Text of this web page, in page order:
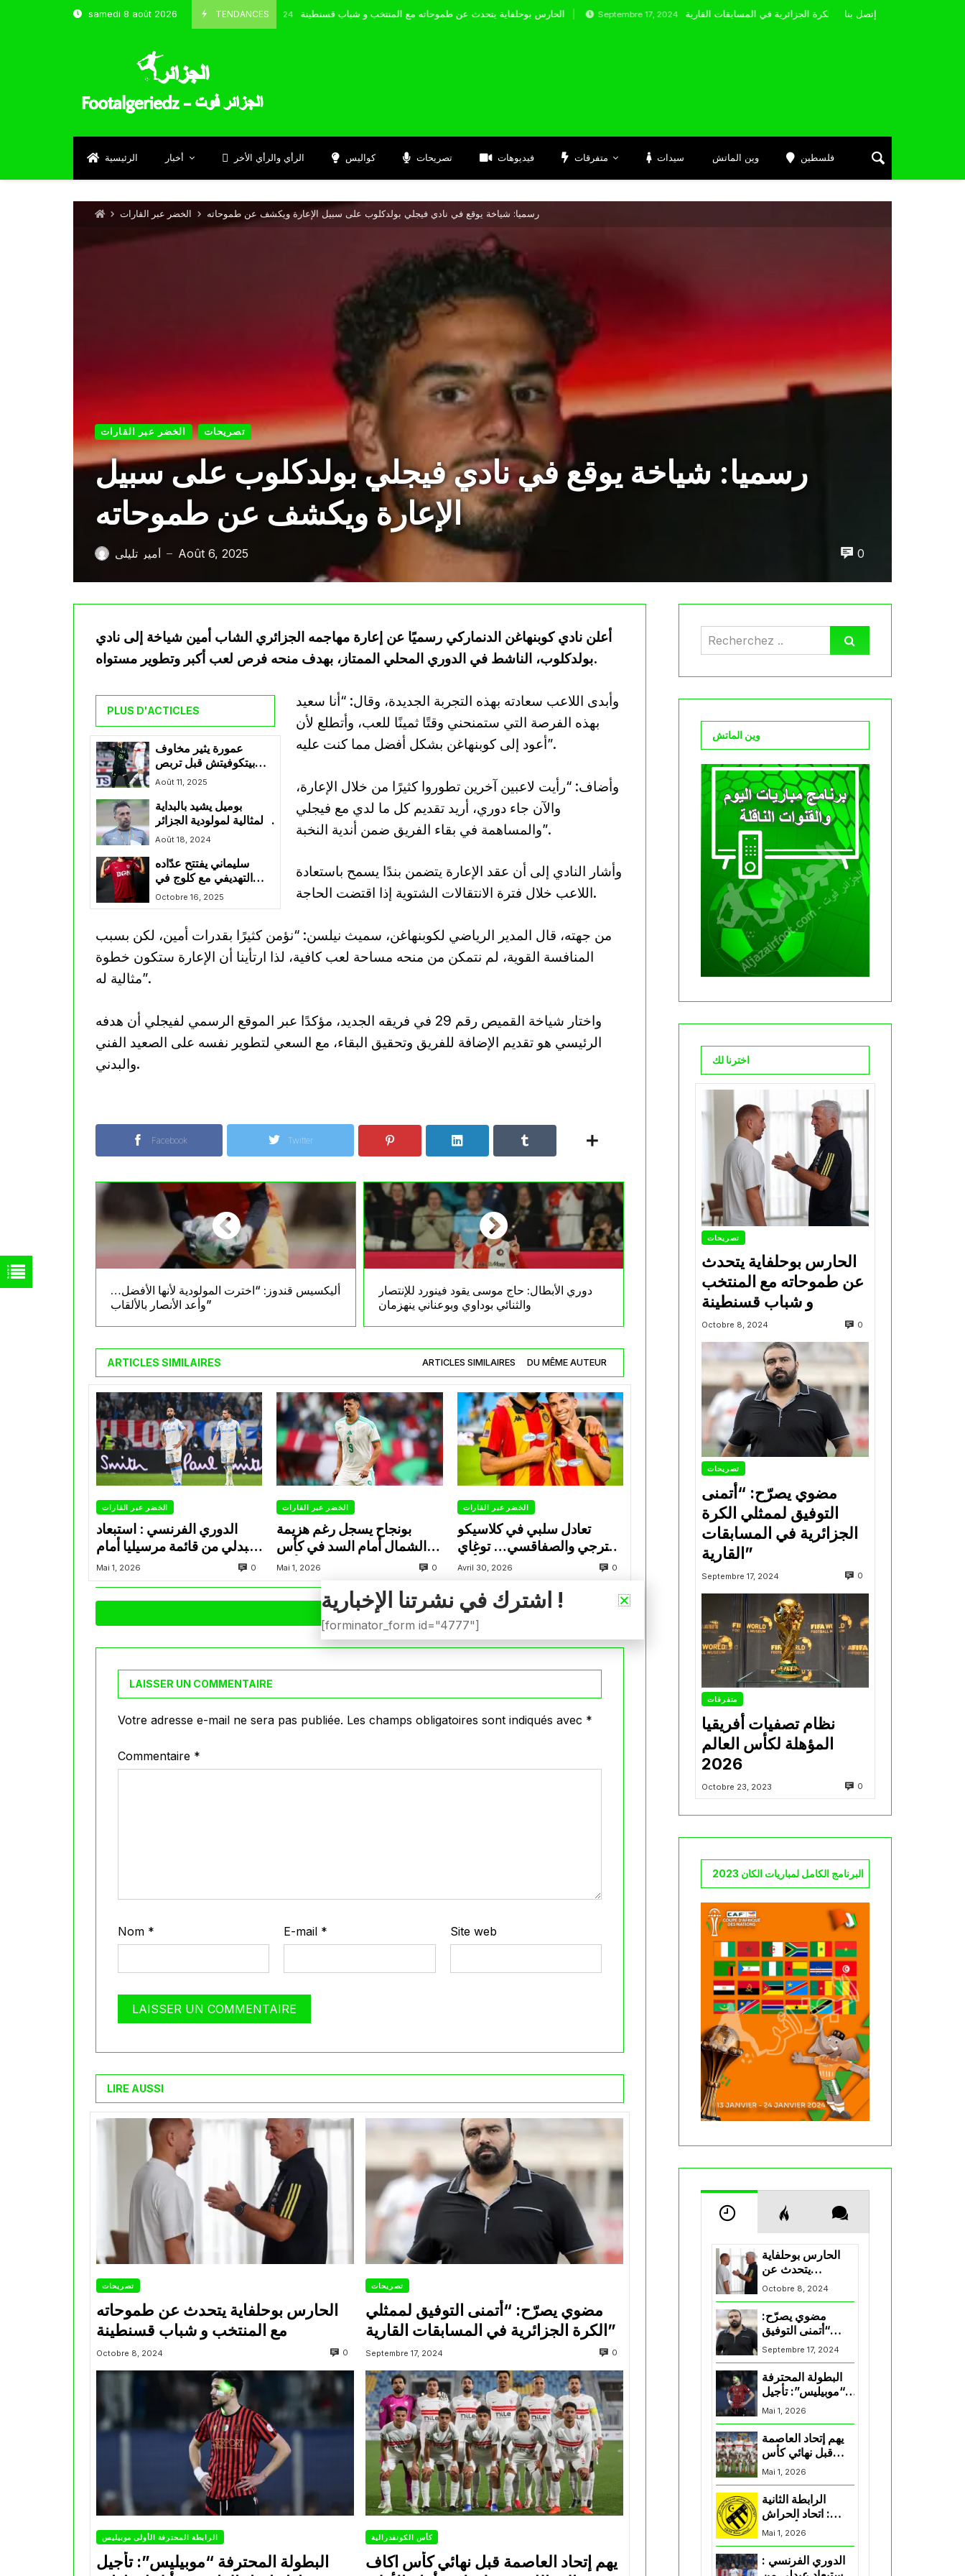
samedi 8 août 2026 TENDANCES
Octobre 8, 2024 الحارس بوحلفاية يتحدث عن طموحاته مع المنتخب و شباب قسنطينة Septembre 17, 2024 إتصل بنا
الرئيسية أخبار الرأي والرأي الأخر كواليس تصريحات فيديوهات متفرقات سيدات وين الماتش فلسطين
الخضر عبر القارات رسميا: شياخة يوقع في نادي فيجلي بولدكلوب على سبيل الإعارة ويكشف عن طموحاته
الخضر عبر القارات تصريحات
رسميا: شياخة يوقع في نادي فيجلي بولدكلوب على سبيل
الإعارة ويكشف عن طموحاته
أمير تليلي — Août 6, 2025 0
أعلن نادي كوبنهاغن الدنماركي رسميًا عن إعارة مهاجمه الجزائري الشاب أمين شياخة إلى نادي
بولدكلوب، الناشط في الدوري المحلي الممتاز، بهدف منحه فرص لعب أكبر وتطوير مستواه.
PLUS D'ACTICLES
عمورة يثير مخاوف
بيتكوفيتش قبل تربص
سبتمبر
Août 11, 2025
بوميل يشيد بالبداية
المثالية لمولودية الجزائر
بعد الفوز على واتانغا
الأبطال
Août 18, 2024
سليماني يفتتح عدّاده
التهديفي مع كلوج في
الدوري الروماني
Octobre 16, 2025
وأبدى اللاعب سعادته بهذه التجربة الجديدة، وقال: “أنا سعيد
بهذه الفرصة التي ستمنحني وقتًا ثمينًا للعب، وأتطلع لأن
أعود إلى كوبنهاغن بشكل أفضل مما كنت عليه”.
وأضاف: “رأيت لاعبين آخرين تطوروا كثيرًا من خلال الإعارة،
والآن جاء دوري، أريد تقديم كل ما لدي مع فيجلي
والمساهمة في بقاء الفريق ضمن أندية النخبة”.
وأشار النادي إلى أن عقد الإعارة يتضمن بندًا يسمح باستعادة
اللاعب خلال فترة الانتقالات الشتوية إذا اقتضت الحاجة.
من جهته، قال المدير الرياضي لكوبنهاغن، سميث نيلسن: “نؤمن كثيرًا بقدرات أمين، لكن بسبب
المنافسة القوية، لم نتمكن من منحه مساحة لعب كافية، لذا ارتأينا أن الإعارة ستكون خطوة
مثالية له”.
واختار شياخة القميص رقم 29 في فريقه الجديد، مؤكدًا عبر الموقع الرسمي لفيجلي أن هدفه
الرئيسي هو تقديم الإضافة للفريق وتحقيق البقاء، مع السعي لتطوير نفسه على الصعيد الفني
والبدني.
Facebook Twitter
أليكسيس قندوز: “اخترت المولودية لأنها الأفضل…
وأعد الأنصار بالألقاب”
دوري الأبطال: حاج موسى يقود فينورد للإنتصار
والثنائي بوداوي وبوعناني ينهزمان
ARTICLES SIMILAIRES ARTICLES SIMILAIRES DU MÊME AUTEUR
الخضر عبر القارات
الدوري الفرنسي : استبعاد
عبدلي من قائمة مرسيليا أمام
نانت
Mai 1, 2026 0
الخضر عبر القارات
بونجاح يسجل رغم هزيمة
الشمال أمام السد في كأس
الأمير
Mai 1, 2026 0
الخضر عبر القارات
تعادل سلبي في كلاسيكو
الترجي والصفاقسي… توغاي
يهدر ركلة جزاء وبوعالية يتألق
Avril 30, 2026 0
VOIR PLUS
LAISSER UN COMMENTAIRE
Votre adresse e-mail ne sera pas publiée. Les champs obligatoires sont indiqués avec *
Commentaire *
Nom * E-mail * Site web
LIRE AUSSI
تصريحات
الحارس بوحلفاية يتحدث عن طموحاته
مع المنتخب و شباب قسنطينة
Octobre 8, 2024 0
تصريحات
مضوي يصرّح: “أتمنى التوفيق لممثلي
الكرة الجزائرية في المسابقات القارية”
Septembre 17, 2024 0
الرابطة المحترفة الأولى موبيليس
البطولة المحترفة “موبيليس”: تأجيل
كأس الكونفدرالية
يهم إتحاد العاصمة قبل نهائي كأس اكاف
وين الماتش
اخترنا لك
تصريحات
الحارس بوحلفاية يتحدث
عن طموحاته مع المنتخب
و شباب قسنطينة
Octobre 8, 2024 0
تصريحات
مضوي يصرّح: “أتمنى
التوفيق لممثلي الكرة
الجزائرية في المسابقات
القارية”
Septembre 17, 2024 0
متفرقات
نظام تصفيات أفريقيا
المؤهلة لكأس العالم
2026
Octobre 23, 2023 0
البرنامج الكامل لمباريات الكان 2023
الحارس بوحلفاية
يتحدث عن
طموحاته مع
المنتخب و شباب
قسنطينة
Octobre 8, 2024
مضوي يصرّح:
“أتمنى التوفيق
لممثلي الكرة
الجزائرية في
Septembre 17, 2024
البطولة المحترفة
“موبيليس”: تأجيل
مباراة إتحاد
العاصمة وأتلتيك
بارادو
Mai 1, 2026
يهم إتحاد العاصمة
قبل نهائي كأس
اكاف : الزمالك
يسقط بثلاثية أمام
Mai 1, 2026
الرابطة الثانية
: اتحاد الحراش
يحسم التأهل إلى
“البلاي أوف”
Mai 1, 2026
الدوري الفرنسي :
اشترك في نشرتنا الإخبارية !
[forminator_form id="4777"]